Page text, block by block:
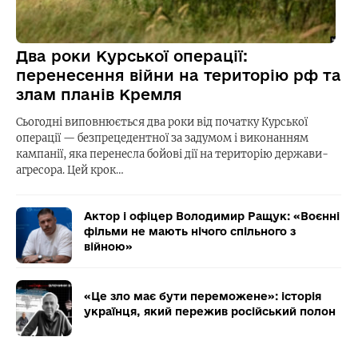
Два роки Курської операції:
перенесення війни на територію рф та
злам планів Кремля
Сьогодні виповнюється два роки від початку Курської
операції — безпрецедентної за задумом і виконанням
кампанії, яка перенесла бойові дії на територію держави-
агресора. Цей крок…
Актор і офіцер Володимир Ращук: «Воєнні
фільми не мають нічого спільного з
війною»
«Це зло має бути переможене»: історія
українця, який пережив російський полон